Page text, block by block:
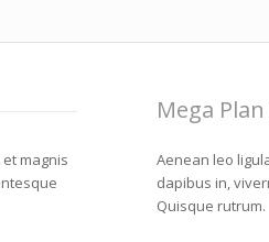
magnis
Mega
Aenean leo
dapibus in,
Quisque rutrum.